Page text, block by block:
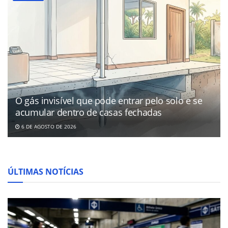
O gás invisível que pode entrar pelo solo e se
acumular dentro de casas fechadas
6 DE AGOSTO DE 2026
ÚLTIMAS NOTÍCIAS